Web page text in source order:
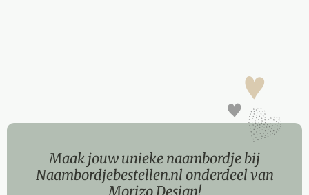
Maak jouw unieke naambordje bij
Naambordjebestellen.nl onderdeel van
Morizo Design!